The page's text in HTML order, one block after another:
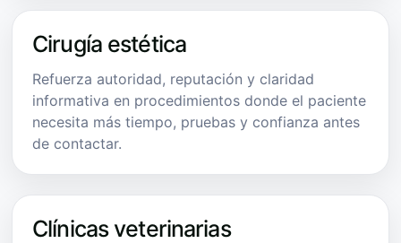
Cirugía estética
Refuerza autoridad, reputación y claridad
informativa en procedimientos donde el paciente
necesita más tiempo, pruebas y confianza antes
de contactar.
Clínicas veterinarias